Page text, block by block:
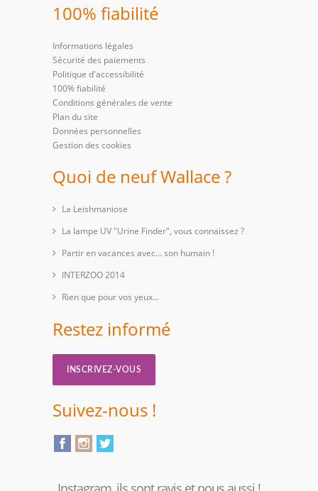
100% fiabilité
Informations légales
Sécurité des paiements
Politique d'accessibilité
100% fiabilité
Conditions générales de vente
Plan du site
Données personnelles
Gestion des cookies
Quoi de neuf Wallace ?
La Leishmaniose
La lampe UV "Urine Finder", vous connaissez ?
Partir en vacances avec… son humain !
INTERZOO 2014
Rien que pour vos yeux...
Restez informé
INSCRIVEZ-VOUS
Suivez-nous !